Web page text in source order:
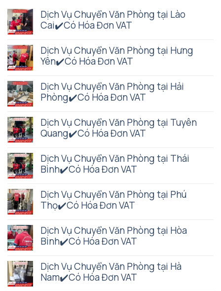
Dịch Vụ Chuyển Văn Phòng tại Lào
Cai✔️Có Hóa Đơn VAT
Dịch Vụ Chuyển Văn Phòng tại Hưng
Yên✔️Có Hóa Đơn VAT
Dịch Vụ Chuyển Văn Phòng tại Hải
Phòng✔️Có Hóa Đơn VAT
Dịch Vụ Chuyển Văn Phòng tại Tuyên
Quang✔️Có Hóa Đơn VAT
Dịch Vụ Chuyển Văn Phòng tại Thái
Bình✔️Có Hóa Đơn VAT
Dịch Vụ Chuyển Văn Phòng tại Phú
Thọ✔️Có Hóa Đơn VAT
Dịch Vụ Chuyển Văn Phòng tại Hòa
Bình✔️Có Hóa Đơn VAT
Dịch Vụ Chuyển Văn Phòng tại Hà
Nam✔️Có Hóa Đơn VAT